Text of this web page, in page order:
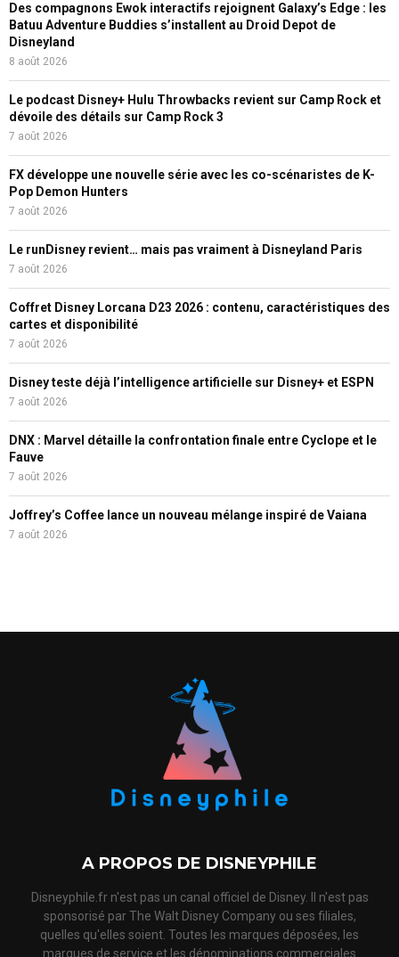
Des compagnons Ewok interactifs rejoignent Galaxy’s Edge : les
Batuu Adventure Buddies s’installent au Droid Depot de
Disneyland
8 août 2026
Le podcast Disney+ Hulu Throwbacks revient sur Camp Rock et
dévoile des détails sur Camp Rock 3
7 août 2026
FX développe une nouvelle série avec les co-scénaristes de K-
Pop Demon Hunters
7 août 2026
Le runDisney revient… mais pas vraiment à Disneyland Paris
7 août 2026
Coffret Disney Lorcana D23 2026 : contenu, caractéristiques des
cartes et disponibilité
7 août 2026
Disney teste déjà l’intelligence artificielle sur Disney+ et ESPN
7 août 2026
DNX : Marvel détaille la confrontation finale entre Cyclope et le
Fauve
7 août 2026
Joffrey’s Coffee lance un nouveau mélange inspiré de Vaiana
7 août 2026
A PROPOS DE DISNEYPHILE
Disneyphile.fr n'est pas un canal officiel de Disney. Il n'est pas
sponsorisé par The Walt Disney Company ou ses filiales,
quelles qu'elles soient. Toutes les marques déposées, les
marques de service et les dénominations commerciales